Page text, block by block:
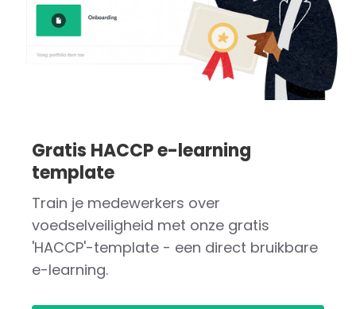
Gratis HACCP e-learning
template
Train je medewerkers over
voedselveiligheid met onze gratis
'HACCP'-template - een direct bruikbare
e-learning.